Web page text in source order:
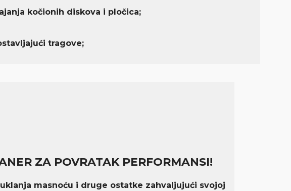
kočionih diskova i pločica;
tragove;
ZA POVRATAK PERFORMANSI!
masnoću i druge ostatke zahvaljujući svojoj